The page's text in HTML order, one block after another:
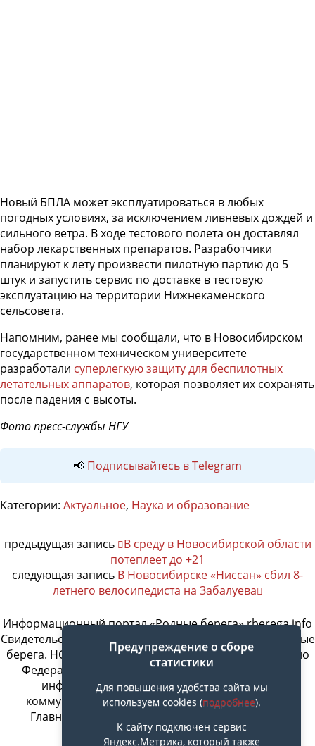
Новый БПЛА может эксплуатироваться в любых
погодных условиях, за исключением ливневых дождей и
сильного ветра. В ходе тестового полета он доставлял
набор лекарственных препаратов. Разработчики
планируют к лету произвести пилотную партию до 5
штук и запустить сервис по доставке в тестовую
эксплуатацию на территории Нижнекаменского
сельсовета.
Напомним, ранее мы сообщали, что в Новосибирском
государственном техническом университете
разработали суперлегкую защиту для беспилотных
летательных аппаратов, которая позволяет их сохранять
после падения с высоты.
Фото пресс-службы НГУ
📢 Подписывайтесь в Telegram
Категории: Актуальное, Наука и образование
предыдущая запись
В среду в Новосибирской области
потеплеет до +21
следующая запись В Новосибирске «Ниссан» сбил 8-
летнего велосипедиста на Забалуева
Информационный портал «Родные берега» rberega.info
Свидетельство о регистрации сетевого издания «Родные
берега. НСК»: Эл № ФС77-74717 от 11.01.2019 г., выдано
Федеральной службой по надзору в сфере связи,
информационных технологий и массовых
коммуникаций. Учредитель ООО «СовИнформ».
Главный редактор Байжанов Ерлан Омарович
Предупреждение о сборе
статистики
Для повышения удобства сайта мы
используем cookies (подробнее).
К сайту подключен сервис
Яндекс.Метрика, который также